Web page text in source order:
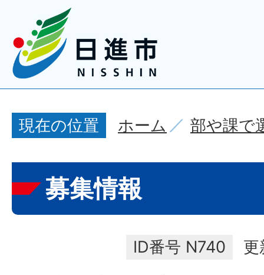
現在の位置 ホーム 部や課で
募集情報
ID番号 N740
更